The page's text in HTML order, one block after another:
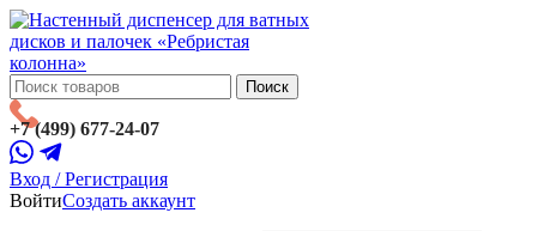
Поиск
+7 (499) 677-24-07
Вход / Регистрация
ВойтиСоздать аккаунт